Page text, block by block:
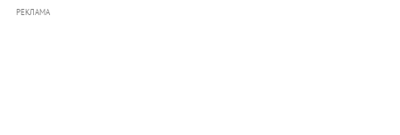
РЕКЛАМА